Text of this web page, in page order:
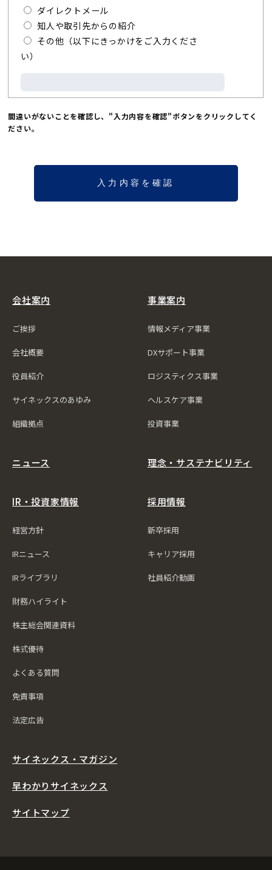
ダイレクトメール
知人や取引先からの紹介
その他（以下にきっかけをご入力くださ
い）
間違いがないことを確認し、"入力内容を確認"ボタンをクリックしてく
ださい。
会社案内
ご挨拶
会社概要
役員紹介
サイネックスのあゆみ
組織拠点
事業案内
情報メディア事業
DXサポート事業
ロジスティクス事業
ヘルスケア事業
投資事業
ニュース
IR・投資家情報
経営方針
IRニュース
IRライブラリ
財務ハイライト
株主総会関連資料
株式優待
よくある質問
免責事項
法定広告
理念・サステナビリティ
採用情報
新卒採用
キャリア採用
社員紹介動画
サイネックス・マガジン
早わかりサイネックス
サイトマップ